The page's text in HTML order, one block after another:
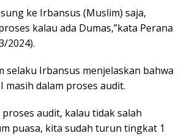
ke Irbansus (Muslim) saja,
kalau ada Dumas,”kata Perana
2024).
selaku Irbansus menjelaskan bahwa
masih dalam proses audit.
audit, kalau tidak salah
puasa, kita sudah turun tingkat 1